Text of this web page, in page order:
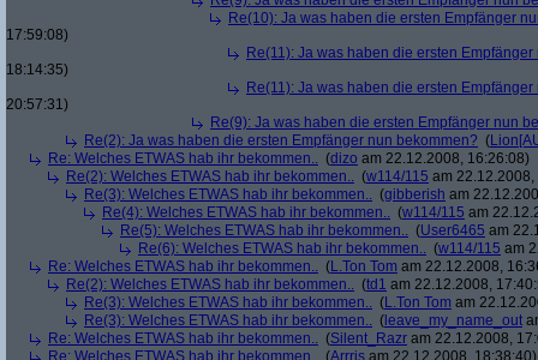
Re(10): Ja was haben die ersten Empfänger
17:59:08)
Re(11): Ja was haben die ersten
18:14:35)
Re(11): Ja was haben die ersten
20:57:31)
Re(9): Ja was haben die ersten Empfänger nun
Re(2): Ja was haben die ersten Empfänger nun bekommen? (
Re: Welches ETWAS hab ihr bekommen.. (dizo am 22.12.2008, 16:26:08)
Re(2): Welches ETWAS hab ihr bekommen.. (w114/115 am
Re(3): Welches ETWAS hab ihr bekommen.. (gibberish am
Re(4): Welches ETWAS hab ihr bekommen.. (w114/115 am
Re(5): Welches ETWAS hab ihr bekommen.. (User6465 am
Re(6): Welches ETWAS hab ihr bekommen.. (w114/115 am
Re: Welches ETWAS hab ihr bekommen.. (L.Ton Tom am 22.12.2008,
Re(2): Welches ETWAS hab ihr bekommen.. (td1 am 22.12.2008,
Re(3): Welches ETWAS hab ihr bekommen.. (L.Ton Tom am
Re(3): Welches ETWAS hab ihr bekommen.. ( leave_my_name_out
Re: Welches ETWAS hab ihr bekommen.. (Silent_Razr am 22.12.2008,
Re: Welches ETWAS hab ihr bekommen.. (Arrris am 22.12.2008, 18:38:40)